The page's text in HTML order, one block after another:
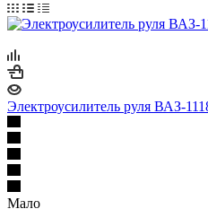
Электроусилитель руля ВАЗ-
Мало